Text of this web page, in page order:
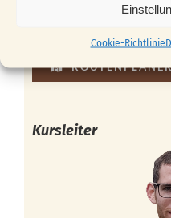
Cookie-Richtlinie
Kursleiter